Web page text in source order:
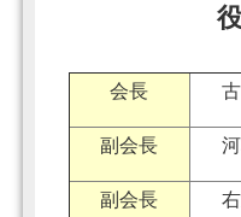
会長
副会長
副会長